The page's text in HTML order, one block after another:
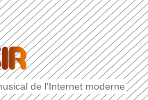
de l'Internet moderne